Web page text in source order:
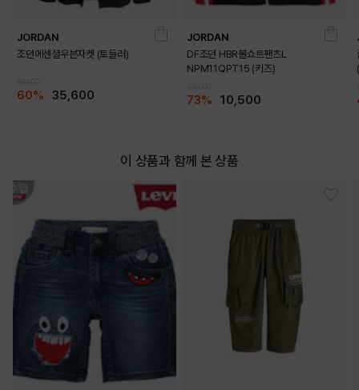
JORDAN
조던에센셜우븐자켓 (토들러)
60% 35,600
JORDAN
DF조던 HBR볼쇼트팬츠L
NPM11QPT15 (키즈)
73% 10,500
이 상품과 함께 본 상품